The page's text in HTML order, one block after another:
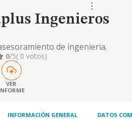
Ingenieros
de ingenieria.
proyecto y direccion de
coordinacion de
operaciones inmobiliarias
servicios y asesoramiento
0/5( 0 votos)
VER
INFORMACIÓN GENERAL DATOS